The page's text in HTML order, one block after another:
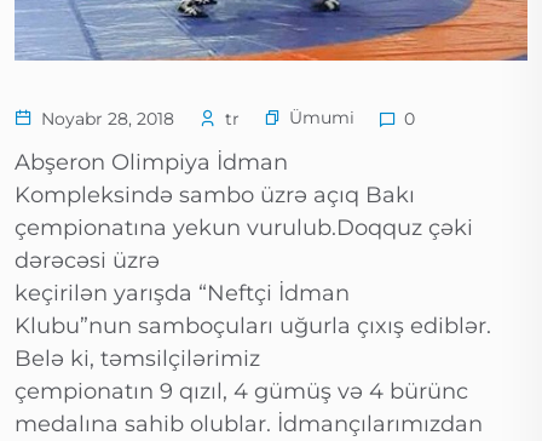
Noyabr 28, 2018 tr Ümumi 0
Abşeron Olimpiya İdman
Kompleksində sambo üzrə açıq Bakı
çempionatına yekun vurulub.Doqquz çəki
dərəcəsi üzrə
keçirilən yarışda “Neftçi İdman
Klubu”nun samboçuları uğurla çıxış ediblər.
Belə ki, təmsilçilərimiz
çempionatın 9 qızıl, 4 gümüş və 4 bürünc
medalına sahib olublar. İdmançılarımızdan